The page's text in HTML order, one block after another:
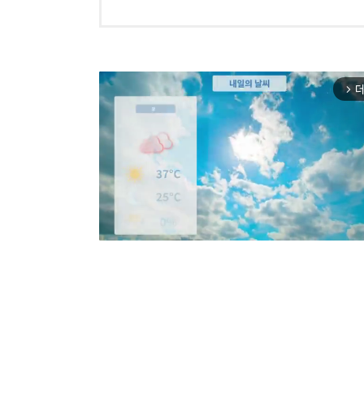
arrow_forward_ios